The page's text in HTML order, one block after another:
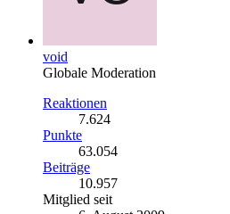
void
Globale Moderation
Reaktionen
7.624
Punkte
63.054
Beiträge
10.957
Mitglied seit